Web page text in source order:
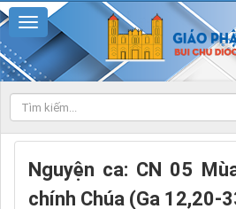
Nguyện ca: CN 05
chính Chúa (Ga 12,20-